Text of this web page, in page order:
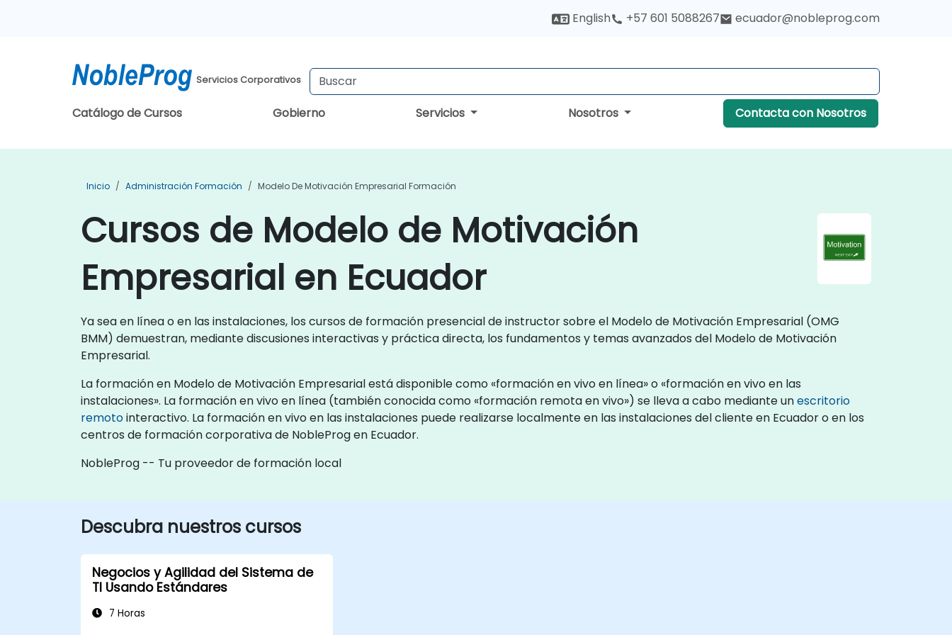
English +57 601 5088267 ecuador@nobleprog.com
Servicios Corporativos
Catálogo de Cursos Gobierno Servicios Nosotros Contacta con Nosotros
Inicio Administración Formación Modelo De Motivación Empresarial Formación
Cursos de Modelo de Motivación
Empresarial en Ecuador
Ya sea en línea o en las instalaciones, los cursos de formación presencial de instructor sobre el Modelo de Motivación Empresarial (OMG
BMM) demuestran, mediante discusiones interactivas y práctica directa, los fundamentos y temas avanzados del Modelo de Motivación
Empresarial.
La formación en Modelo de Motivación Empresarial está disponible como «formación en vivo en línea» o «formación en vivo en las
instalaciones». La formación en vivo en línea (también conocida como «formación remota en vivo») se lleva a cabo mediante unescritorio
remotointeractivo. La formación en vivo en las instalaciones puede realizarse localmente en las instalaciones del cliente en Ecuador o en los
centros de formación corporativa de NobleProg en Ecuador.
NobleProg -- Tu proveedor de formación local
Descubra nuestros cursos
Negocios y Agilidad del Sistema de
TI Usando Estándares
7 Horas